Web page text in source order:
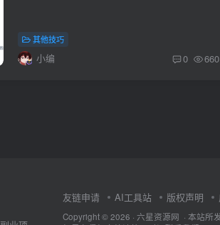
其他技巧
小编 0 660
友链申请 AI工具站 版权声明
Copyright © 2026 · 六星资源网 · 本站